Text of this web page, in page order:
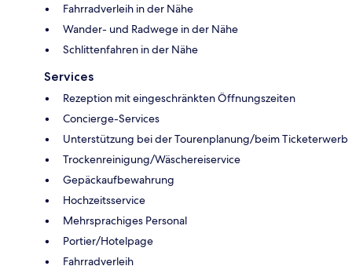
Fahrradverleih in der Nähe
Wander- und Radwege in der Nähe
Schlittenfahren in der Nähe
Services
Rezeption mit eingeschränkten Öffnungszeiten
Concierge-Services
Unterstützung bei der Tourenplanung/beim Ticketerwerb
Trockenreinigung/Wäschereiservice
Gepäckaufbewahrung
Hochzeitsservice
Mehrsprachiges Personal
Portier/Hotelpage
Fahrradverleih